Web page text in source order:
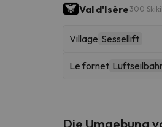
Val d'Isère 300
Village Sessellift
Le fornet
Die Umgebung